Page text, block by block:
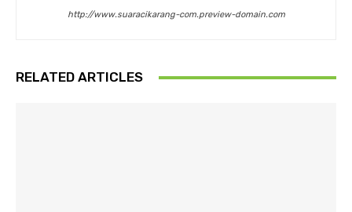
http://www.suaracikarang-com.preview-domain.com
RELATED ARTICLES